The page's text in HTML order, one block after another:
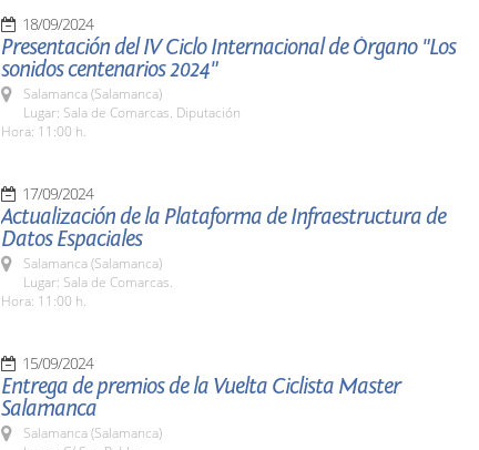
18/09/2024
Presentación del IV Ciclo Internacional de Órgano "Los
sonidos centenarios 2024"
Salamanca (Salamanca)
Lugar: Sala de Comarcas. Diputación
Hora: 11:00 h.
17/09/2024
Actualización de la Plataforma de Infraestructura de
Datos Espaciales
Salamanca (Salamanca)
Lugar: Sala de Comarcas.
Hora: 11:00 h.
15/09/2024
Entrega de premios de la Vuelta Ciclista Master
Salamanca
Salamanca (Salamanca)